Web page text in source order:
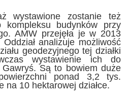
wystawione zostanie też
kompleksu budynków przy
AMW przejęła je w 2013
analizuje możliwość
geodezyjnego tej działki
wystawienie ich do
Są to bowiem duże
ponad 3,2 tys.
na 10 hektarowej działce.